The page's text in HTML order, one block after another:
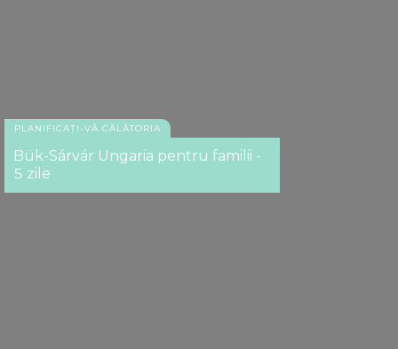
PLANIFICAȚI-VĂ CĂLĂTORIA
Bük-Sárvár Ungaria pentru familii -
5 zile